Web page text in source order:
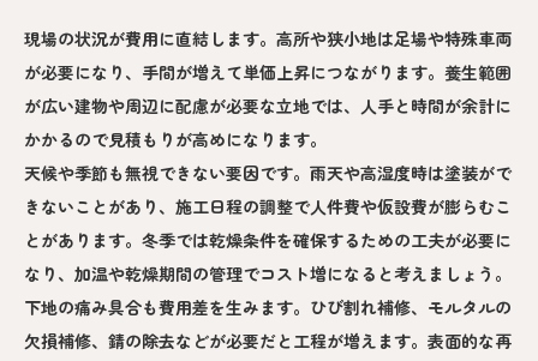
現場の状況が費用に直結します。高所や狭小地は足場や特殊車両
が必要になり、手間が増えて単価上昇につながります。養生範囲
が広い建物や周辺に配慮が必要な立地では、人手と時間が余計に
かかるので見積もりが高めになります。
天候や季節も無視できない要因です。雨天や高湿度時は塗装がで
きないことがあり、施工日程の調整で人件費や仮設費が膨らむこ
とがあります。冬季では乾燥条件を確保するための工夫が必要に
なり、加温や乾燥期間の管理でコスト増になると考えましょう。
下地の痛み具合も費用差を生みます。ひび割れ補修、モルタルの
欠損補修、錆の除去などが必要だと工程が増えます。表面的な再